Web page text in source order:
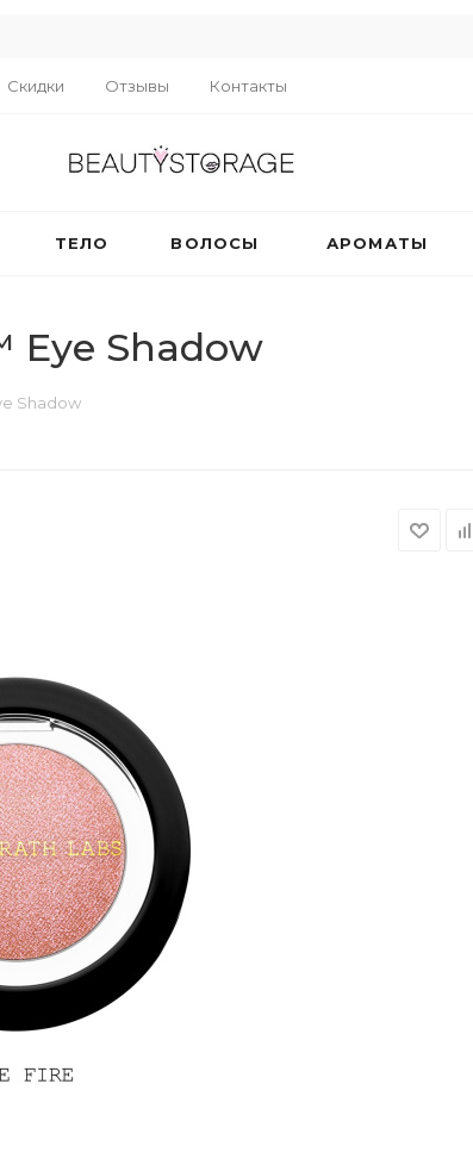
Скидки Отзывы Контакты
ТЕЛО ВОЛОСЫ АРОМАТЫ
Eye Shadow
Shadow